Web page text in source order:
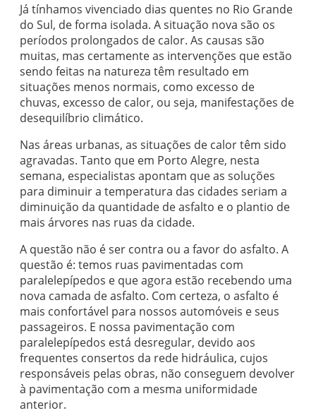
Já tínhamos vivenciado dias quentes no Rio Grande
do Sul, de forma isolada. A situação nova são os
períodos prolongados de calor. As causas são
muitas, mas certamente as intervenções que estão
sendo feitas na natureza têm resultado em
situações menos normais, como excesso de
chuvas, excesso de calor, ou seja, manifestações de
desequilíbrio climático.
Nas áreas urbanas, as situações de calor têm sido
agravadas. Tanto que em Porto Alegre, nesta
semana, especialistas apontam que as soluções
para diminuir a temperatura das cidades seriam a
diminuição da quantidade de asfalto e o plantio de
mais árvores nas ruas da cidade.
A questão não é ser contra ou a favor do asfalto. A
questão é: temos ruas pavimentadas com
paralelepípedos e que agora estão recebendo uma
nova camada de asfalto. Com certeza, o asfalto é
mais confortável para nossos automóveis e seus
passageiros. E nossa pavimentação com
paralelepípedos está desregular, devido aos
frequentes consertos da rede hidráulica, cujos
responsáveis pelas obras, não conseguem devolver
à pavimentação com a mesma uniformidade
anterior.